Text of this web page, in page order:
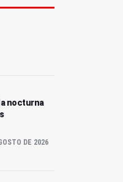
nocturna
DE 2026